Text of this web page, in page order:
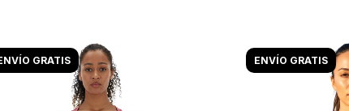
GRATIS ENVÍO GRATIS